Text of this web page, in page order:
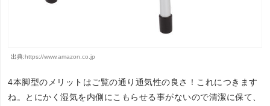
出典:https://www.amazon.co.jp
4本脚型のメリットはご覧の通り通気性の良さ！これにつきます
ね。とにかく湿気を内側にこもらせる事がないので清潔に保て、